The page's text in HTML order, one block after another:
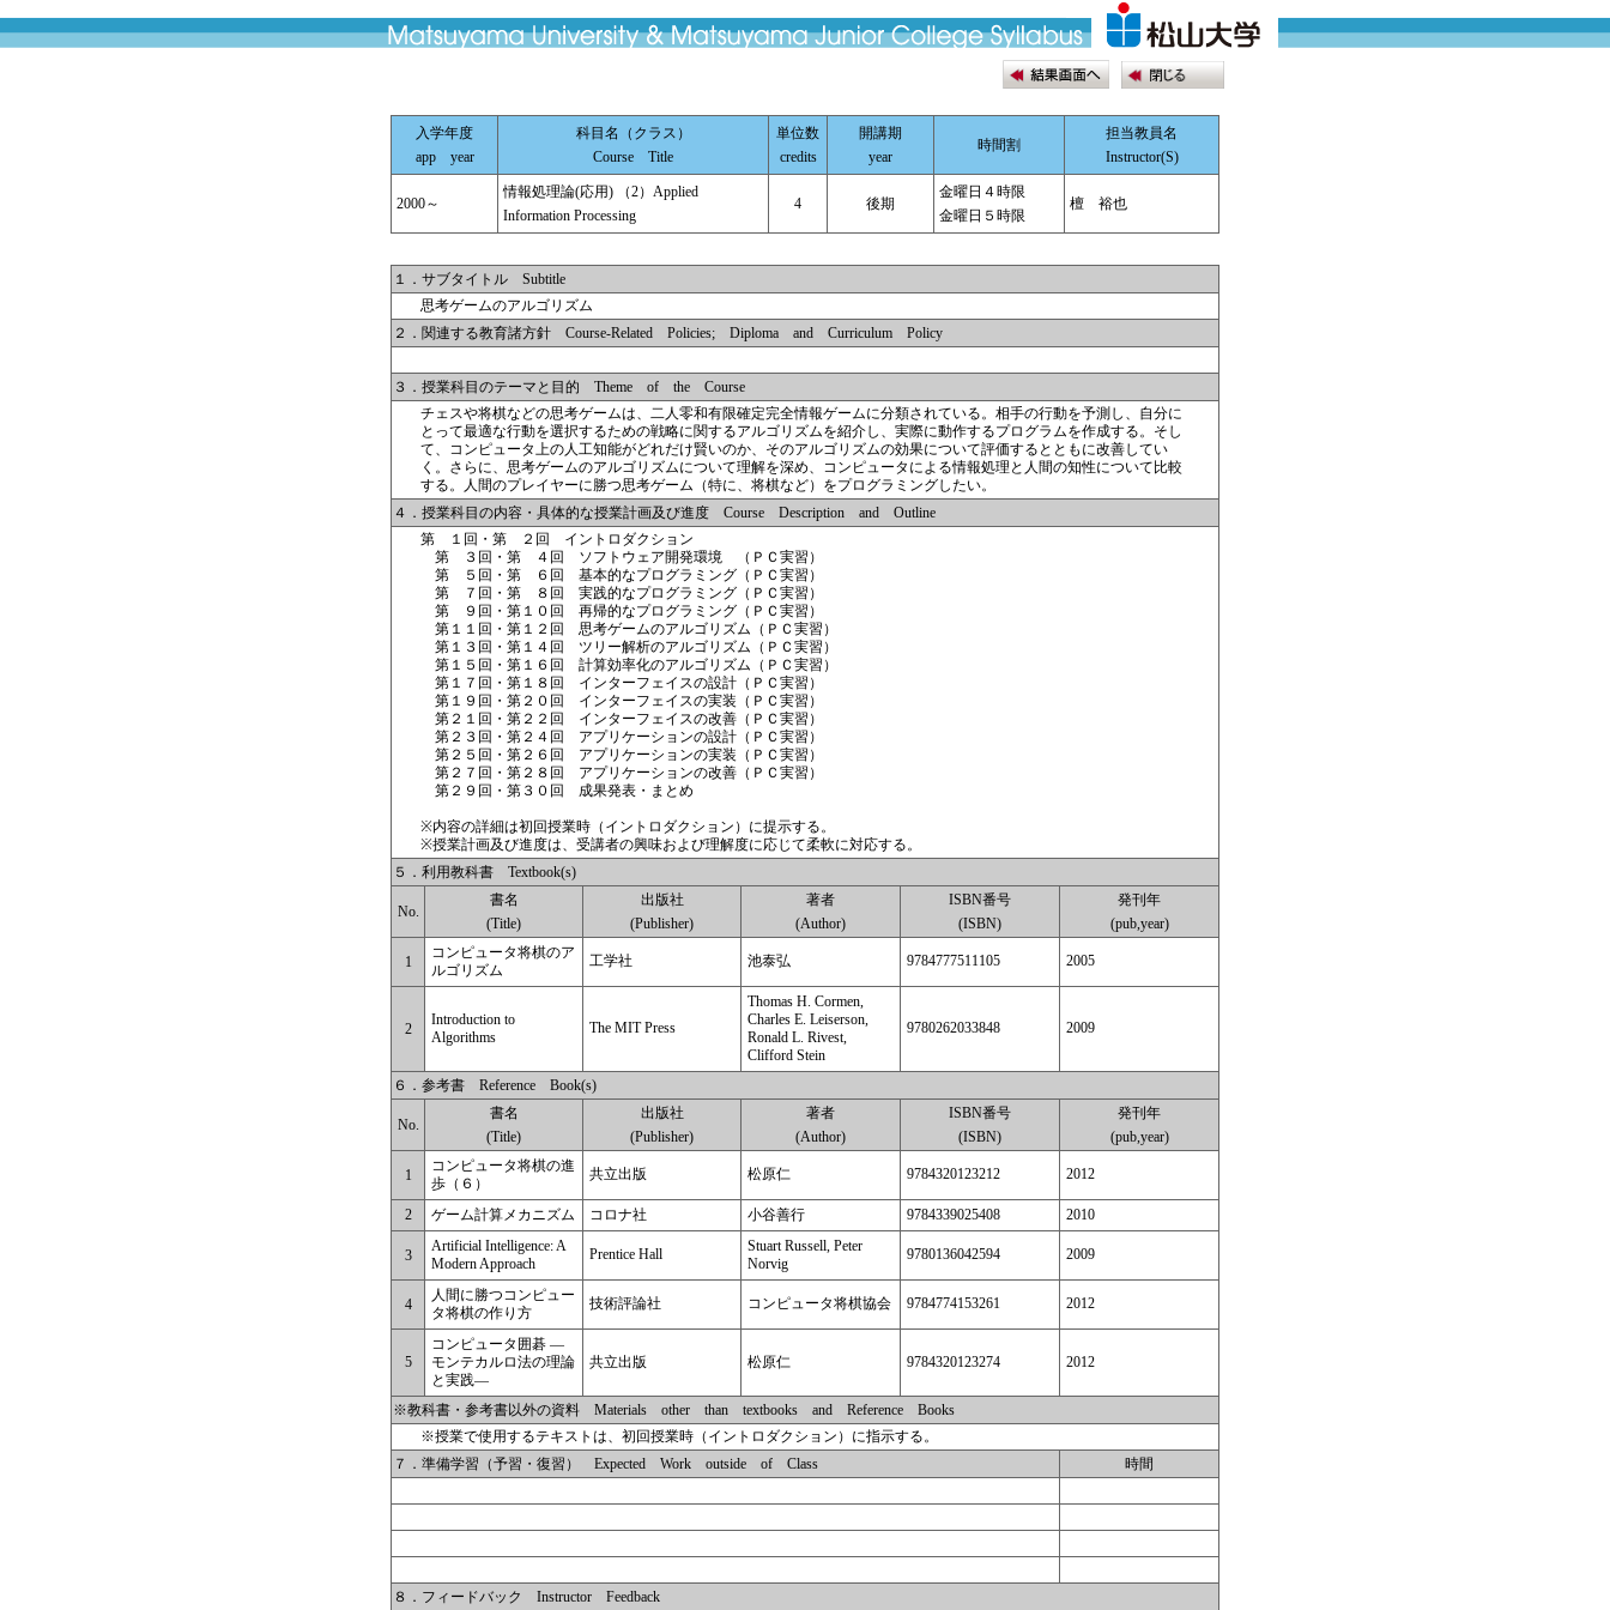
入学年度
app year
科目名（クラス）
Course Title
単位数
credits
開講期
year
時間割
担当教員名
Instructor(S)
2000～
情報処理論(応用) （2）Applied
Information Processing
4 後期
金曜日４時限
金曜日５時限
檀 裕也
１．サブタイトル Subtitle
思考ゲームのアルゴリズム
２．関連する教育諸方針 Course-Related Policies; Diploma and Curriculum Policy
３．授業科目のテーマと目的 Theme of the Course
チェスや将棋などの思考ゲームは、二人零和有限確定完全情報ゲームに分類されている。相手の行動を予測し、自分に
とって最適な行動を選択するための戦略に関するアルゴリズムを紹介し、実際に動作するプログラムを作成する。そし
て、コンピュータ上の人工知能がどれだけ賢いのか、そのアルゴリズムの効果について評価するとともに改善してい
く。さらに、思考ゲームのアルゴリズムについて理解を深め、コンピュータによる情報処理と人間の知性について比較
する。人間のプレイヤーに勝つ思考ゲーム（特に、将棋など）をプログラミングしたい。
４．授業科目の内容・具体的な授業計画及び進度 Course Description and Outline
第 １回・第 ２回 イントロダクション
第 ３回・第 ４回 ソフトウェア開発環境 （ＰＣ実習）
第 ５回・第 ６回 基本的なプログラミング（ＰＣ実習）
第 ７回・第 ８回 実践的なプログラミング（ＰＣ実習）
第 ９回・第１０回 再帰的なプログラミング（ＰＣ実習）
第１１回・第１２回 思考ゲームのアルゴリズム（ＰＣ実習）
第１３回・第１４回 ツリー解析のアルゴリズム（ＰＣ実習）
第１５回・第１６回 計算効率化のアルゴリズム（ＰＣ実習）
第１７回・第１８回 インターフェイスの設計（ＰＣ実習）
第１９回・第２０回 インターフェイスの実装（ＰＣ実習）
第２１回・第２２回 インターフェイスの改善（ＰＣ実習）
第２３回・第２４回 アプリケーションの設計（ＰＣ実習）
第２５回・第２６回 アプリケーションの実装（ＰＣ実習）
第２７回・第２８回 アプリケーションの改善（ＰＣ実習）
第２９回・第３０回 成果発表・まとめ
※内容の詳細は初回授業時（イントロダクション）に提示する。
※授業計画及び進度は、受講者の興味および理解度に応じて柔軟に対応する。
５．利用教科書 Textbook(s)
No.
書名
(Title)
出版社
(Publisher)
著者
(Author)
ISBN番号
(ISBN)
発刊年
(pub,year)
1
コンピュータ将棋のア
ルゴリズム
工学社 池泰弘 9784777511105 2005
2
Introduction to
Algorithms
The MIT Press
Thomas H. Cormen,
Charles E. Leiserson,
Ronald L. Rivest,
Clifford Stein
9780262033848 2009
６．参考書 Reference Book(s)
No.
書名
(Title)
出版社
(Publisher)
著者
(Author)
ISBN番号
(ISBN)
発刊年
(pub,year)
1
コンピュータ将棋の進
歩（６）
共立出版 松原仁 9784320123212 2012
2 ゲーム計算メカニズム コロナ社 小谷善行 9784339025408 2010
3
Artificial Intelligence: A
Modern Approach
Prentice Hall
Stuart Russell, Peter
Norvig
9780136042594 2009
4
人間に勝つコンピュー
タ将棋の作り方
技術評論社 コンピュータ将棋協会 9784774153261 2012
5
コンピュータ囲碁 ―
モンテカルロ法の理論
と実践―
共立出版 松原仁 9784320123274 2012
※教科書・参考書以外の資料 Materials other than textbooks and Reference Books
※授業で使用するテキストは、初回授業時（イントロダクション）に指示する。
７．準備学習（予習・復習） Expected Work outside of Class
時間
８．フィードバック Instructor Feedback